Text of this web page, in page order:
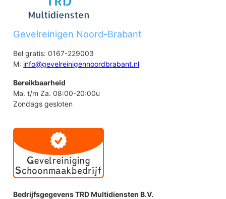
Gevelreinigen Noord-Brabant
Bel gratis: 0167-229003
M: info@gevelreinigennoordbrabant.nl
Bereikbaarheid
Ma. t/m Za. 08:00-20:00u
Zondags gesloten
Bedrijfsgegevens TRD Multidiensten B.V.